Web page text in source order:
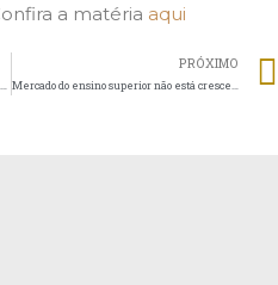
a matéria aqui
PRÓXIMO